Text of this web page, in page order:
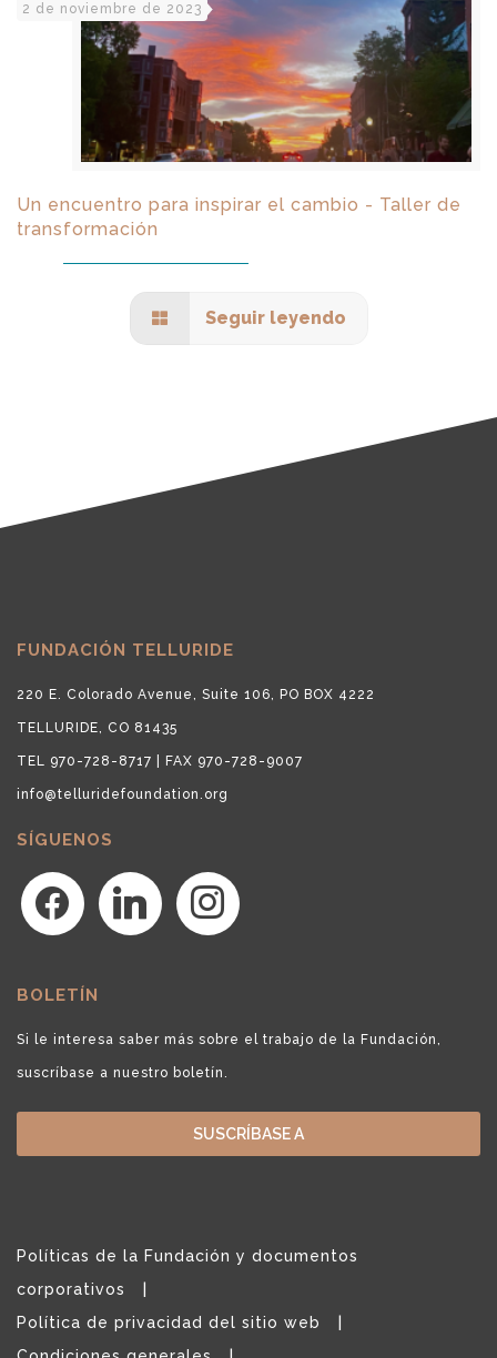
2 de noviembre de 2023
Un encuentro para inspirar el cambio - Taller de
transformación
Seguir leyendo
FUNDACIÓN TELLURIDE
220 E. Colorado Avenue, Suite 106, PO BOX 4222
TELLURIDE, CO 81435
TEL 970-728-8717 | FAX 970-728-9007
info@telluridefoundation.org
SÍGUENOS
facebook linkedin instagram
BOLETÍN
Si le interesa saber más sobre el trabajo de la Fundación,
suscríbase a nuestro boletín.
SUSCRÍBASE A
Políticas de la Fundación y documentos
corporativos
Política de privacidad del sitio web